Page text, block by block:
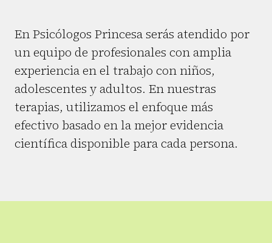
En Psicólogos Princesa serás atendido por
un equipo de profesionales con amplia
experiencia en el trabajo con niños,
adolescentes y adultos. En nuestras
terapias, utilizamos el enfoque más
efectivo basado en la mejor evidencia
científica disponible para cada persona.